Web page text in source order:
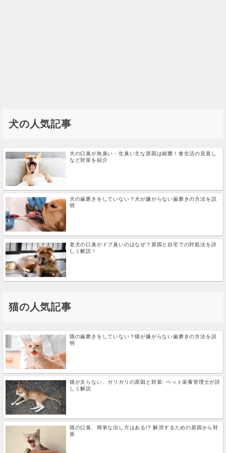
犬の人気記事
犬の口臭が魚臭い・生臭い主な原因は細菌！食生活の見直し
など対策を紹介
犬の歯磨きをしていない？犬が嫌がらない歯磨きの方法を説
明
老犬の口臭がドブ臭いのはなぜ？原因と自宅での対処法を詳
しく解説！
猫の人気記事
猫の歯磨きをしていない？猫が嫌がらない歯磨きの方法を説
明
猫が太らない、ガリガリの原因と対策: ペット栄養管理士が詳
しく解説
猫の口臭、簡単な治し方はある!? 解消するための原因から対
策